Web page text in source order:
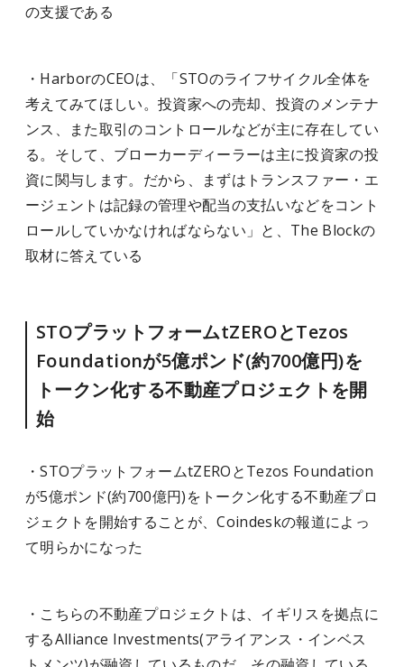
の支援である
・HarborのCEOは、「STOのライフサイクル全体を
考えてみてほしい。投資家への売却、投資のメンテナ
ンス、また取引のコントロールなどが主に存在してい
る。そして、ブローカーディーラーは主に投資家の投
資に関与します。だから、まずはトランスファー・エ
ージェントは記録の管理や配当の支払いなどをコント
ロールしていかなければならない」と、The Blockの
取材に答えている
STOプラットフォームtZEROとTezos
Foundationが5億ポンド(約700億円)を
トークン化する不動産プロジェクトを開
始
・STOプラットフォームtZEROとTezos Foundation
が5億ポンド(約700億円)をトークン化する不動産プロ
ジェクトを開始することが、Coindeskの報道によっ
て明らかになった
・こちらの不動産プロジェクトは、イギリスを拠点に
するAlliance Investments(アライアンス・インベス